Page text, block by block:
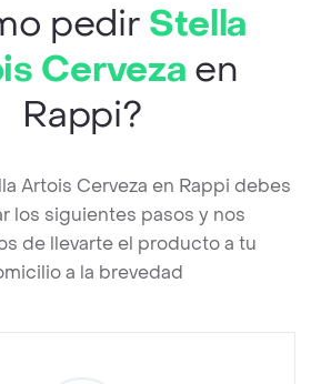
pedir Stella
Cerveza en
Rappi?
Artois Cerveza en Rappi debes
los siguientes pasos y nos
de llevarte el producto a tu
a la brevedad